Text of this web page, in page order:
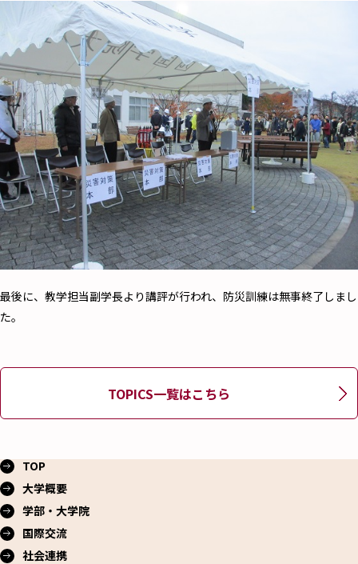
最後に、教学担当副学長より講評が行われ、防災訓練は無事終了しまし
た。
TOPICS一覧はこちら
TOP
大学概要
学部・大学院
国際交流
社会連携